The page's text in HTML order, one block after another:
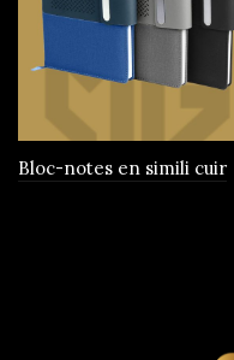
Bloc-notes en simili cuir